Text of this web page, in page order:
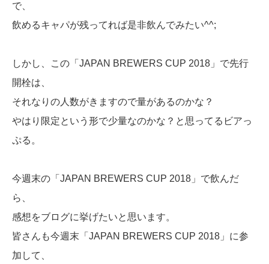
で、
飲めるキャパが残ってれば是非飲んでみたい^^;
しかし、この「JAPAN BREWERS CUP 2018」で先行
開栓は、
それなりの人数がきますので量があるのかな？
やはり限定という形で少量なのかな？と思ってるビアっ
ぷる。
今週末の「JAPAN BREWERS CUP 2018」で飲んだ
ら、
感想をブログに挙げたいと思います。
皆さんも今週末「JAPAN BREWERS CUP 2018」に参
加して、